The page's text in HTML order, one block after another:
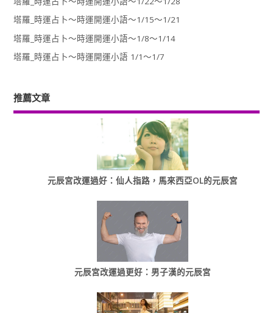
塔羅_時運占卜～時運開運小語～1/15～1/21
塔羅_時運占卜～時運開運小語～1/8～1/14
塔羅_時運占卜～時運開運小語 1/1～1/7
推薦文章
元辰宮改運過好：仙人指路，馬來西亞OL的元辰宮
元辰宮改運過更好：男子漢的元辰宮